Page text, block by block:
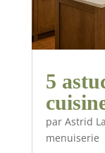
5
par Astrid
menuiserie